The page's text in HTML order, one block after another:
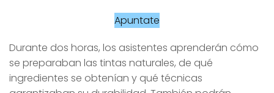
Apuntate
Durante dos horas, los asistentes aprenderán cómo
se preparaban las tintas naturales, de qué
ingredientes se obtenían y qué técnicas